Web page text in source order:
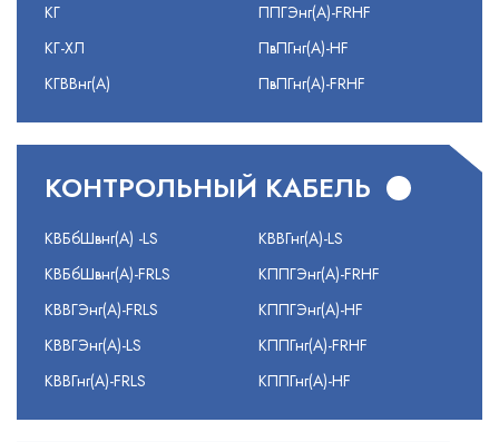
КГ
КГ-ХЛ
КГВВнг(А)
ППГЭнг(А)-FRHF
ПвПГнг(А)-HF
ПвПГнг(А)-FRHF
КОНТРОЛЬНЫЙ КАБЕЛЬ
КВБбШвнг(А) -LS
КВБбШвнг(А)-FRLS
КВВГЭнг(А)-FRLS
КВВГЭнг(А)-LS
КВВГнг(А)-FRLS
КВВГнг(А)-LS
КППГЭнг(А)-FRHF
КППГЭнг(А)-HF
КППГнг(А)-FRHF
КППГнг(А)-HF